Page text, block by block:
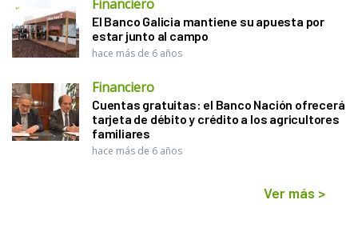
Financiero
El Banco Galicia mantiene su apuesta por
estar junto al campo
hace más de 6 años
Financiero
Cuentas gratuitas: el Banco Nación ofrecerá
tarjeta de débito y crédito a los agricultores
familiares
hace más de 6 años
Ver más >